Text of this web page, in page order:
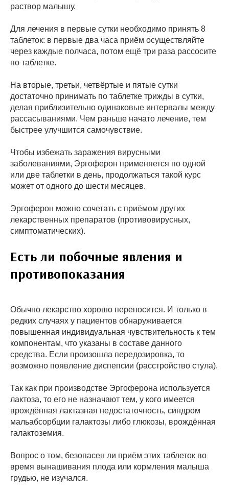
раствор малышу.
Для лечения в первые сутки необходимо принять 8
таблеток: в первые два часа приём осуществляйте
через каждые полчаса, потом ещё три раза рассосите
по таблетке.
На вторые, третьи, четвёртые и пятые сутки
достаточно принимать по таблетке трижды в сутки,
делая приблизительно одинаковые интервалы между
рассасываниями. Чем раньше начато лечение, тем
быстрее улучшится самочувствие.
Чтобы избежать заражения вирусными
заболеваниями, Эргоферон применяется по одной
или две таблетки в день, продолжаться такой курс
может от одного до шести месяцев.
Эргоферон можно сочетать с приёмом других
лекарственных препаратов (противовирусных,
симптоматических).
Есть ли побочные явления и
противопоказания
Обычно лекарство хорошо переносится. И только в
редких случаях у пациентов обнаруживается
повышенная индивидуальная чувствительность к тем
компонентам, что указаны в составе данного
средства. Если произошла передозировка, то
возможно появление диспепсии (расстройство стула).
Так как при производстве Эргоферона используется
лактоза, то его не назначают тем, у кого имеется
врождённая лактазная недостаточность, синдром
мальабсорбции галактозы либо глюкозы, врождённая
галактоземия.
Вопрос о том, безопасен ли приём этих таблеток во
время вынашивания плода или кормления малыша
грудью, не изучался.